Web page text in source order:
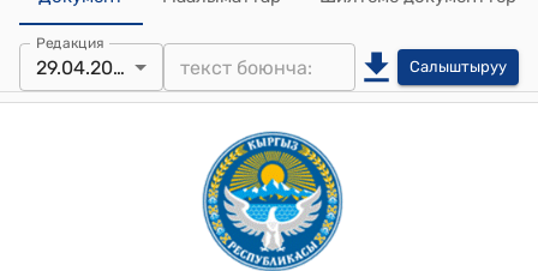
Редакция
29.04.2025 Салыштыруу